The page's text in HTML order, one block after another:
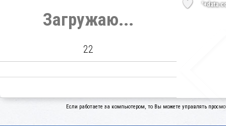
Загружаю...
22
Если работаете за компьютером, то Вы можете управлять